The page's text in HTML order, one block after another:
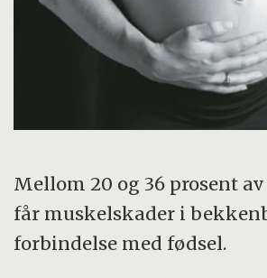
Mellom 20 og 36 prosent
får muskelskader i
forbindelse med fødsel.